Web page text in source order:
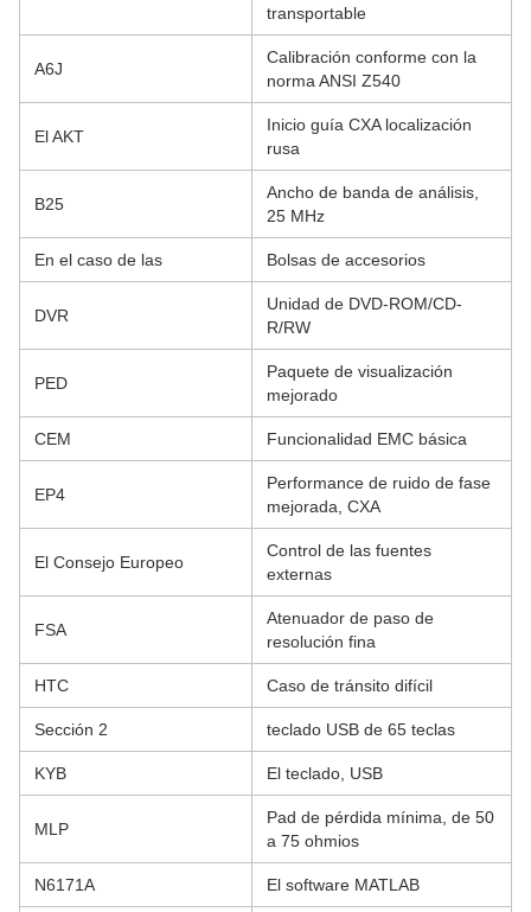
transportable
A6J
Calibración conforme con la
norma ANSI Z540
El AKT
Inicio guía CXA localización
rusa
B25
Ancho de banda de análisis,
25 MHz
En el caso de las Bolsas de accesorios
DVR
Unidad de DVD-ROM/CD-
R/RW
PED
Paquete de visualización
mejorado
CEM Funcionalidad EMC básica
EP4
Performance de ruido de fase
mejorada, CXA
El Consejo Europeo
Control de las fuentes
externas
FSA
Atenuador de paso de
resolución fina
HTC Caso de tránsito difícil
Sección 2 teclado USB de 65 teclas
KYB El teclado, USB
MLP
Pad de pérdida mínima, de 50
a 75 ohmios
N6171A El software MATLAB